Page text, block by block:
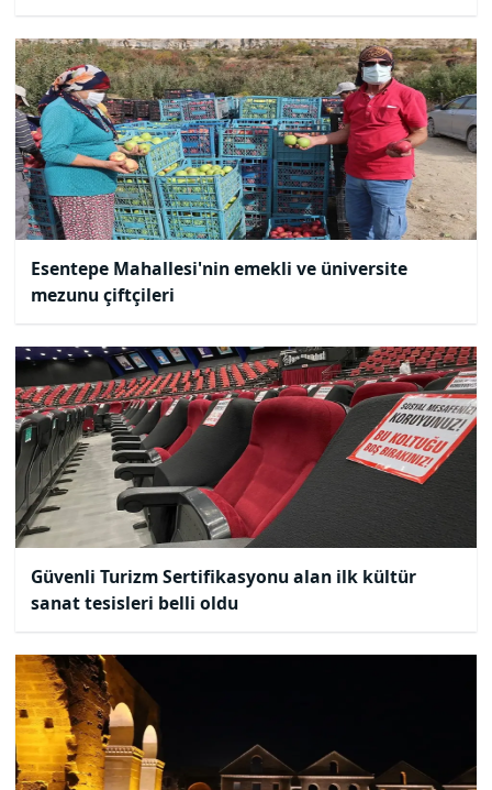
Esentepe Mahallesi'nin emekli ve üniversite
mezunu çiftçileri
Güvenli Turizm Sertifikasyonu alan ilk kültür
sanat tesisleri belli oldu